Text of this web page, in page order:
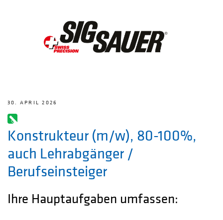
30. APRIL 2026
Konstrukteur (m/w), 80-100%,
auch Lehrabgänger /
Berufseinsteiger
Ihre Hauptaufgaben umfassen: